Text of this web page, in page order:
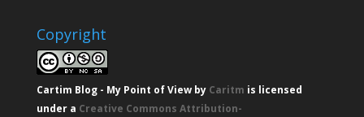
Copyright
Cartim Blog - My Point of Viewby Caritm is licensed
under a Creative Commons Attribution-